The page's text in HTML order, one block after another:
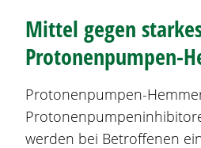
Mittel gegen
Protonenpumpen-
Protonenpumpen-
werden bei Betroffenen